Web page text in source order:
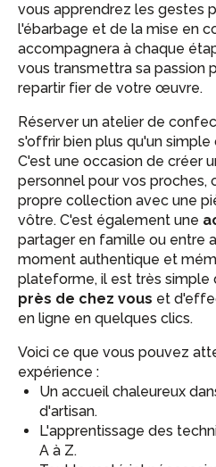
vous apprendrez les gestes
l'ébarbage et de la mise en
accompagnera à chaque
vous transmettra sa passion
repartir fier de votre œuvre.
Réserver un atelier de
s'offrir bien plus qu'un
C'est une occasion de créer
personnel pour vos proches,
propre collection avec une
vôtre. C'est également une
partager en famille ou entre
moment authentique et
plateforme, il est très simple
près de chez vous et
en ligne en quelques clics.
Voici ce que vous pouvez
expérience :
Un accueil chaleureux
d'artisan.
L'apprentissage des
A à Z.